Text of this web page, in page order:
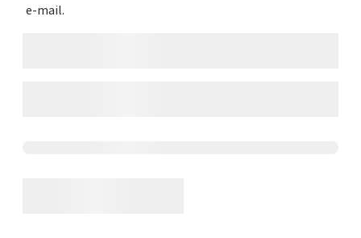
e-mail.